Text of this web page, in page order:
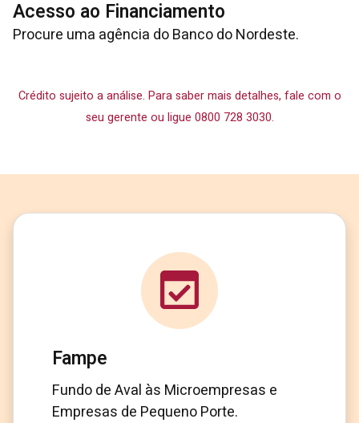
Acesso ao Financiamento
Procure uma agência do Banco do Nordeste.
Crédito sujeito a análise. Para saber mais detalhes, fale com o
seu gerente ou ligue 0800 728 3030.
Fampe
Fundo de Aval às Microempresas e
Empresas de Pequeno Porte.